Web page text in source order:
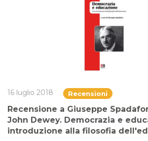
16 luglio 2018 Recensioni
Recensione a Giuseppe
John Dewey. Democrazia e
introduzione alla filosofia